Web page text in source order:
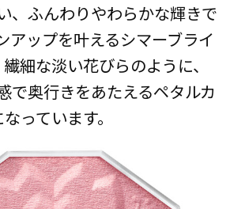
、ふんわりやわらかな輝きで
アップを叶えるシマーブライ
細な淡い花びらのように、
で奥行きをあたえるペタルカ
っています。